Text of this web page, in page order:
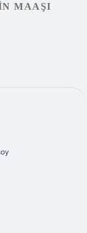
MAAŞI